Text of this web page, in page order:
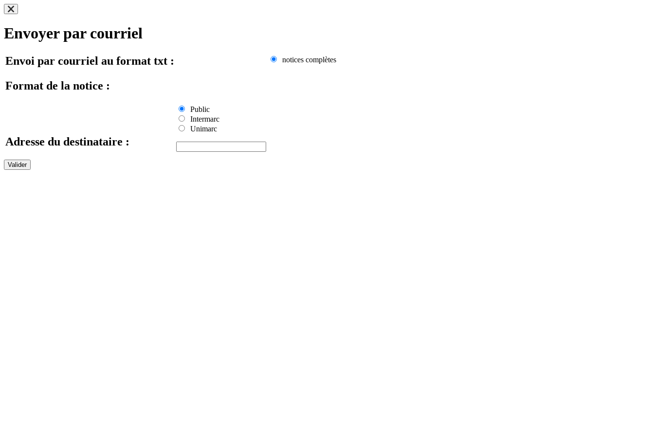
Envoyer par courriel
Envoi par courriel au format txt : notices complètes
Format de la notice :
Public
Intermarc
Unimarc
Adresse du destinataire :